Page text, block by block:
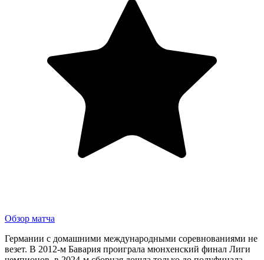
Обзор матча
Германии с домашними международными соревнованиями не
везет. В 2012-м Бавария проиграла мюнхенский финал Лиги